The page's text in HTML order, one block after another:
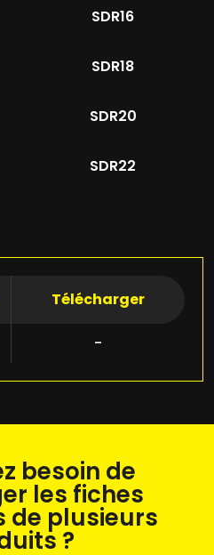
SDR16
SDR18
SDR20
SDR22
Télécharger
-
besoin de
les fiches
de plusieurs
?